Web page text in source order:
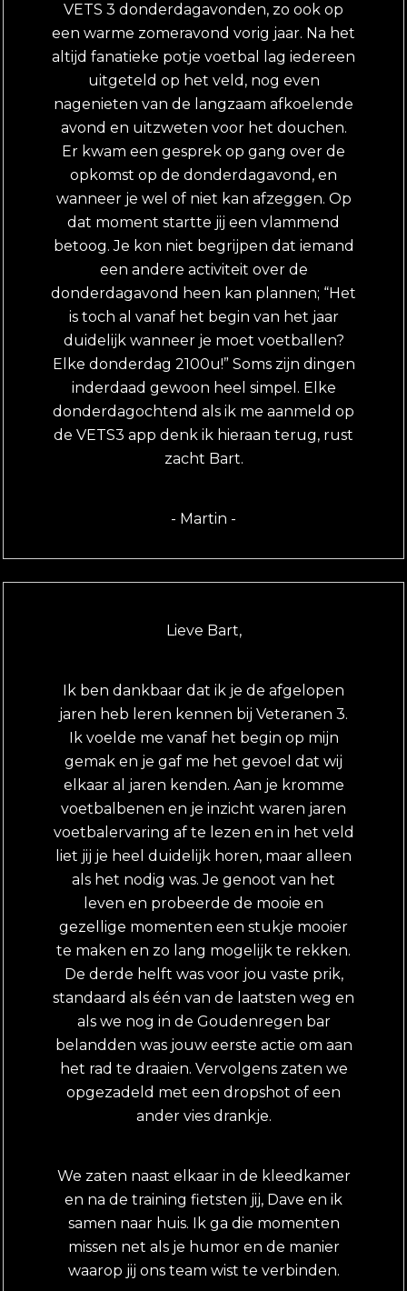
VETS 3 donderdagavonden, zo ook op
een warme zomeravond vorig jaar. Na het
altijd fanatieke potje voetbal lag iedereen
uitgeteld op het veld, nog even
nagenieten van de langzaam afkoelende
avond en uitzweten voor het douchen.
Er kwam een gesprek op gang over de
opkomst op de donderdagavond, en
wanneer je wel of niet kan afzeggen. Op
dat moment startte jij een vlammend
betoog. Je kon niet begrijpen dat iemand
een andere activiteit over de
donderdagavond heen kan plannen; “Het
is toch al vanaf het begin van het jaar
duidelijk wanneer je moet voetballen?
Elke donderdag 2100u!” Soms zijn dingen
inderdaad gewoon heel simpel. Elke
donderdagochtend als ik me aanmeld op
de VETS3 app denk ik hieraan terug, rust
zacht Bart.
- Martin -
Lieve Bart,
Ik ben dankbaar dat ik je de afgelopen
jaren heb leren kennen bij Veteranen 3.
Ik voelde me vanaf het begin op mijn
gemak en je gaf me het gevoel dat wij
elkaar al jaren kenden. Aan je kromme
voetbalbenen en je inzicht waren jaren
voetbalervaring af te lezen en in het veld
liet jij je heel duidelijk horen, maar alleen
als het nodig was. Je genoot van het
leven en probeerde de mooie en
gezellige momenten een stukje mooier
te maken en zo lang mogelijk te rekken.
De derde helft was voor jou vaste prik,
standaard als één van de laatsten weg en
als we nog in de Goudenregen bar
belandden was jouw eerste actie om aan
het rad te draaien. Vervolgens zaten we
opgezadeld met een dropshot of een
ander vies drankje.
We zaten naast elkaar in de kleedkamer
en na de training fietsten jij, Dave en ik
samen naar huis. Ik ga die momenten
missen net als je humor en de manier
waarop jij ons team wist te verbinden.